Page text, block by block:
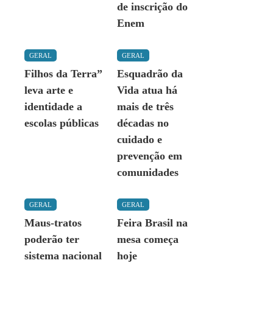
de inscrição do
Enem
GERAL
Filhos da Terra”
leva arte e
identidade a
escolas públicas
GERAL
Esquadrão da
Vida atua há
mais de três
décadas no
cuidado e
prevenção em
comunidades
GERAL
Maus-tratos
poderão ter
sistema nacional
GERAL
Feira Brasil na
mesa começa
hoje